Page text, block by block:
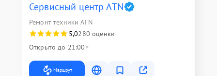
Сервисный центр ATN
Ремонт техники ATN
5,0280 оценки
Открыто до 21:00
Маршрут